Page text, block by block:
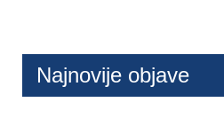
Najnovije objave